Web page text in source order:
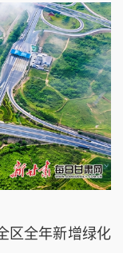
全年新增绿化